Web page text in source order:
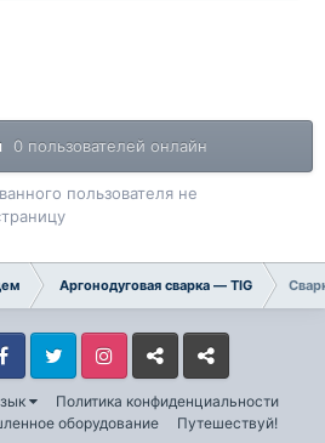
0 пользователей онлайн
пользователя не
Аргонодуговая сварка — TIG
Политика конфиденциальности
оборудование Путешествуй!
Twitter InstagramLivejournalOdnoklassniki